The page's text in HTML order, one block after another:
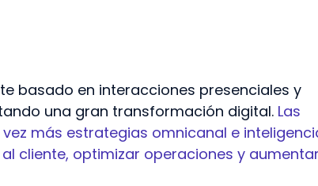
basado en interacciones presenciales y
una gran transformación digital. Las
más estrategias omnicanal e
cliente, optimizar operaciones y